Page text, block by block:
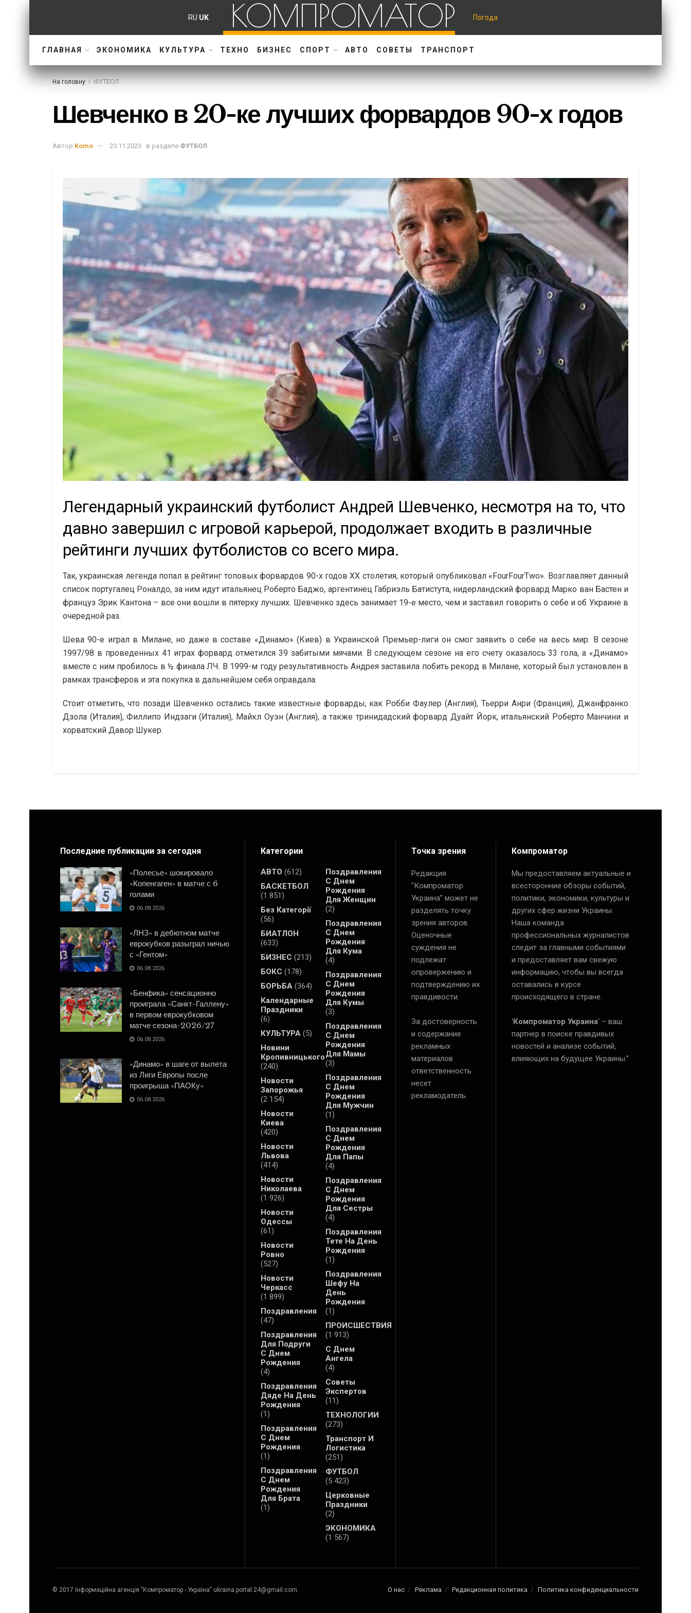
RU UK КОМПРОМАТОР Погода
ГЛАВНАЯ ЭКОНОМИКА КУЛЬТУРА ТЕХНО БИЗНЕС СПОРТ АВТО СОВЕТЫ ТРАНСПОРТ
На головну ФУТБОЛ
Шевченко в 20-ке лучших форвардов 90-х годов
Автор Komo 20.11.2023 в разделе ФУТБОЛ
Легендарный украинский футболист Андрей Шевченко, несмотря на то, что
давно завершил с игровой карьерой, продолжает входить в различные
рейтинги лучших футболистов со всего мира.
Так, украинская легенда попал в рейтинг топовых форвардов 90-х годов ХХ столетия, который опубликовал «FourFourTwo». Возглавляет данный
список португалец Роналдо, за ним идут итальянец Роберто Баджо, аргентинец Габриэль Батистута, нидерландский форвард Марко ван Бастен и
француз Эрик Кантона – все они вошли в пятерку лучших. Шевченко здесь занимает 19-е место, чем и заставил говорить о себе и об Украине в
очередной раз.
Шева 90-е играл в Милане, но даже в составе «Динамо» (Киев) в Украинской Премьер-лиги он смог заявить о себе на весь мир. В сезоне
1997/98 в проведенных 41 играх форвард отметился 39 забитыми мячами. В следующем сезоне на его счету оказалось 33 гола, а «Динамо»
вместе с ним пробилось в ½ финала ЛЧ. В 1999-м году результативность Андрея заставила побить рекорд в Милане, который был установлен в
рамках трансферов и эта покупка в дальнейшем себя оправдала.
Стоит отметить, что позади Шевченко остались такие известные форварды, как Робби Фаулер (Англия), Тьерри Анри (Франция), Джанфранко
Дзола (Италия), Филлипо Индзаги (Италия), Майкл Оуэн (Англия), а также тринидадский форвард Дуайт Йорк, итальянский Роберто Манчини и
хорватский Давор Шукер.
Последние публикации за сегодня
«Полесье» шокировало
«Копенгаген» в матче с 6
голами
06.08.2026
«ЛНЗ» в дебютном матче
еврокубков разыграл ничью
с «Гентом»
06.08.2026
«Бенфика» сенсационно
проиграла «Санкт-Галлену»
в первом еврокубковом
матче сезона-2026/27
06.08.2026
«Динамо» в шаге от вылета
из Лиги Европы после
проигрыша «ПАОКу»
06.08.2026
Категории
АВТО (612)
БАСКЕТБОЛ
(1 851)
Без Категорії
(56)
БИАТЛОН
(633)
БИЗНЕС (213)
БОКС (178)
БОРЬБА (364)
Календарные
Праздники
(6)
КУЛЬТУРА (5)
Новини
Кропивницького
(240)
Новости
Запорожья
(2 154)
Новости
Киева
(420)
Новости
Львова
(414)
Новости
Николаева
(1 926)
Новости
Одессы
(61)
Новости
Ровно
(527)
Новости
Черкасс
(1 899)
Поздравления
(47)
Поздравления
Для Подруги
С Днем
Рождения
(4)
Поздравления
Дяде На День
Рождения
(1)
Поздравления
С Днем
Рождения
(1)
Поздравления
С Днем
Рождения
Для Брата
(1)
Поздравления
С Днем
Рождения
Для Женщин
(2)
Поздравления
С Днем
Рождения
Для Кума
(4)
Поздравления
С Днем
Рождения
Для Кумы
(3)
Поздравления
С Днем
Рождения
Для Мамы
(3)
Поздравления
С Днем
Рождения
Для Мужчин
(1)
Поздравления
С Днем
Рождения
Для Папы
(4)
Поздравления
С Днем
Рождения
Для Сестры
(4)
Поздравления
Тете На День
Рождения
(1)
Поздравления
Шефу На
День
Рождения
(1)
ПРОИСШЕСТВИЯ
(1 913)
С Днем
Ангела
(4)
Советы
Экспертов
(11)
ТЕХНОЛОГИИ
(273)
Транспорт И
Логистика
(251)
ФУТБОЛ
(5 423)
Церковные
Праздники
(2)
ЭКОНОМИКА
(1 567)
Точка зрения
Редакция
"Компроматор
Украина" может не
разделять точку
зрения авторов.
Оценочные
суждения не
подлежат
опровержению и
подтверждению их
правдивости.
За достоверность
и содержание
рекламных
материалов
ответственность
несет
рекламодатель.
Компроматор
Мы предоставляем актуальные и
всесторонние обзоры событий,
политики, экономики, культуры и
других сфер жизни Украины.
Наша команда
профессиональных журналистов
следит за главными событиями
и предоставляет вам свежую
информацию, чтобы вы всегда
оставались в курсе
происходящего в стране.
‘Компроматор Украина‘ – ваш
партнер в поиске правдивых
новостей и анализе событий,
влияющих на будущее Украины.”
О нас Реклама Редакционная политика Политика конфиденциальности
© 2017 Інформаційна агенція "Компроматор - Україна" ukraina.portal.24@gmail.com.